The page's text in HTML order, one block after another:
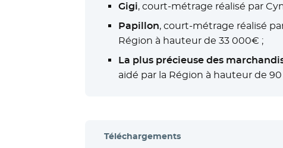
Gigi, court-métrage réalisé par
Papillon, court-métrage réalisé
Région à hauteur de 33 000€ ;
La plus précieuse des
aidé par la Région à hauteur de
Téléchargements